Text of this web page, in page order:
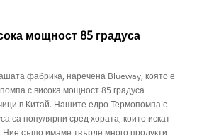
мощност 85 градуса
фабрика, наречена Blueway, която е
с висока мощност 85 градуса
в Китай. Нашите едро Термопомпа с
са популярни сред хората, които искат